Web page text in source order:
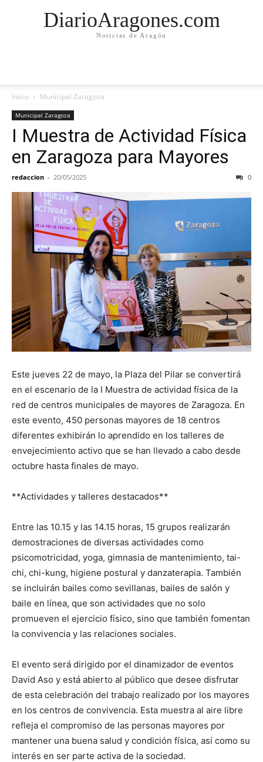
DiarioAragones.com
Noticias de Aragón
Inicio Municipal Zaragoza
Municipal Zaragoza
I Muestra de Actividad Física
en Zaragoza para Mayores
redaccion - 20/05/2025 0
Este jueves 22 de mayo, la Plaza del Pilar se convertirá
en el escenario de la I Muestra de actividad física de la
red de centros municipales de mayores de Zaragoza. En
este evento, 450 personas mayores de 18 centros
diferentes exhibirán lo aprendido en los talleres de
envejecimiento activo que se han llevado a cabo desde
octubre hasta finales de mayo.
**Actividades y talleres destacados**
Entre las 10.15 y las 14.15 horas, 15 grupos realizarán
demostraciones de diversas actividades como
psicomotricidad, yoga, gimnasia de mantenimiento, tai-
chi, chi-kung, higiene postural y danzaterapia. También
se incluirán bailes como sevillanas, bailes de salón y
baile en línea, que son actividades que no solo
promueven el ejercicio físico, sino que también fomentan
la convivencia y las relaciones sociales.
El evento será dirigido por el dinamizador de eventos
David Aso y está abierto al público que desee disfrutar
de esta celebración del trabajo realizado por los mayores
en los centros de convivencia. Esta muestra al aire libre
refleja el compromiso de las personas mayores por
mantener una buena salud y condición física, así como su
interés en ser parte activa de la sociedad.